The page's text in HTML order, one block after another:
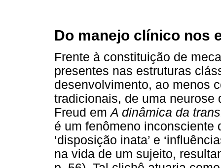
Do manejo clínico nos
Frente à constituição de
presentes nas estruturas
desenvolvimento, ao menos
tradicionais, de uma neurose
Freud emA dinâmica da
é um fenômeno inconsciente
‘disposição inata’ e
na vida de um sujeito,